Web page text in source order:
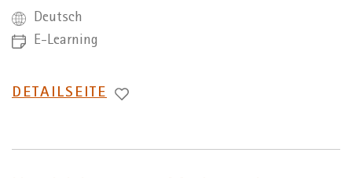
Deutsch
E-Learning
WECHSEL
DETAILSEITE